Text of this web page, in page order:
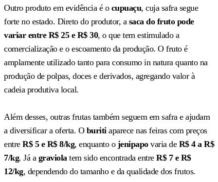
Outro produto em evidência é o cupuaçu, cuja safra segue
forte no estado. Direto do produtor, a saca do fruto pode
variar entre R$ 25 e R$ 30, o que tem estimulado a
comercialização e o escoamento da produção. O fruto é
amplamente utilizado tanto para consumo in natura quanto na
produção de polpas, doces e derivados, agregando valor à
cadeia produtiva local.
Além desses, outras frutas também seguem em safra e ajudam
a diversificar a oferta. O buriti aparece nas feiras com preços
entre R$ 5 e R$ 8/kg, enquanto o jenipapovaria de R$ 4 a R$
7/kg. Já a graviola tem sido encontrada entre R$ 7 e R$
12/kg, dependendo do tamanho e da qualidade dos frutos.